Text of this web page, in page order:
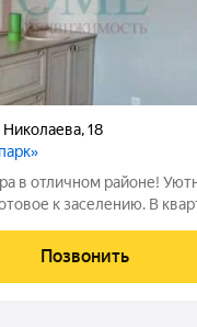
Николаева,18
в отличном районе!
к заселению. В
Кваpтиpа в
Позвонить